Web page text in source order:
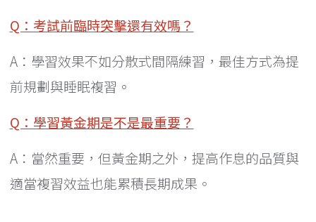
Q：考試前臨時突擊還有效嗎？
A：學習效果不如分散式間隔練習，最佳方式為提
前規劃與睡眠複習。
Q：學習黃金期是不是最重要？
A：當然重要，但黃金期之外，提高作息的品質與
適當複習效益也能累積長期成果。